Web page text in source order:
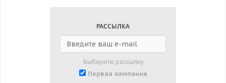
РАССЫЛКА
Выберите рассылку
Первая кампания